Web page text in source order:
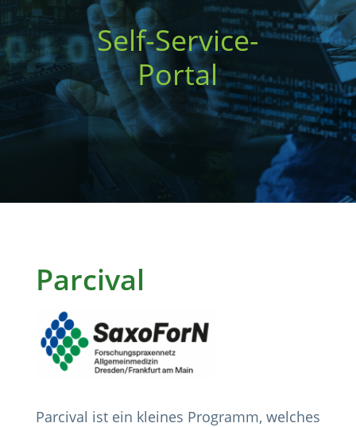
Self-Service-
Portal
Parcival
Parcival ist ein kleines Programm, welches